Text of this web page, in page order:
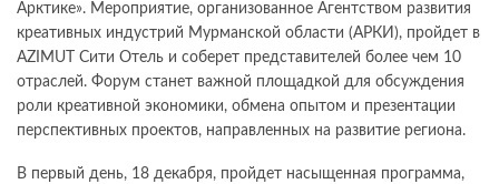
Арктике». Мероприятие, организованное Агентством развития
креативных индустрий Мурманской области (АРКИ), пройдет в
AZIMUT Сити Отель и соберет представителей более чем 10
отраслей. Форум станет важной площадкой для обсуждения
роли креативной экономики, обмена опытом и презентации
перспективных проектов, направленных на развитие региона.
В первый день, 18 декабря, пройдет насыщенная программа,